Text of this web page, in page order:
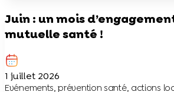
Juin : un mois
mutuelle santé !
1 juillet 2026
Evénements, prévention santé, actions